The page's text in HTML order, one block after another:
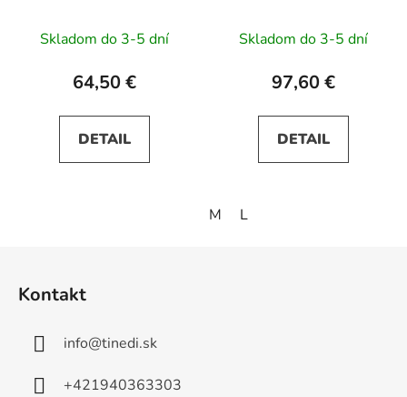
rukávmi - vínové
Skladom do 3-5 dní
64,50 €
DETAIL
zelené
Skladom do 3-5 dní
97,60 €
DETAIL
M L
Kontakt
info@tinedi.sk
+421940363303